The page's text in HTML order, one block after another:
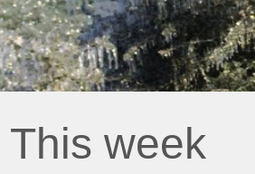
This week